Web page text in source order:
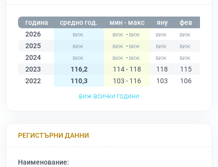
година средно год. мин - макс яну фев
2026
-
2025
-
2024
-
2023
116,2 114 - 118 118 115
2022
110,3 103 - 116 103 106
виж всички години
РЕГИСТЪРНИ ДАННИ
Наименование: